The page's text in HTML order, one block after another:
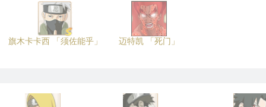
旗木卡卡西 「须佐能乎」 迈特凯 「死门」